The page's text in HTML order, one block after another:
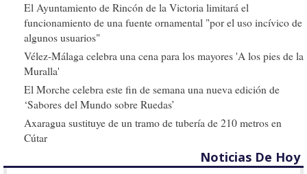
El Ayuntamiento de Rincón de la Victoria limitará el
funcionamiento de una fuente ornamental "por el uso incívico de
algunos usuarios"
Vélez-Málaga celebra una cena para los mayores 'A los pies de la
Muralla'
El Morche celebra este fin de semana una nueva edición de
‘Sabores del Mundo sobre Ruedas’
Axaragua sustituye de un tramo de tubería de 210 metros en
Cútar
Noticias De Hoy